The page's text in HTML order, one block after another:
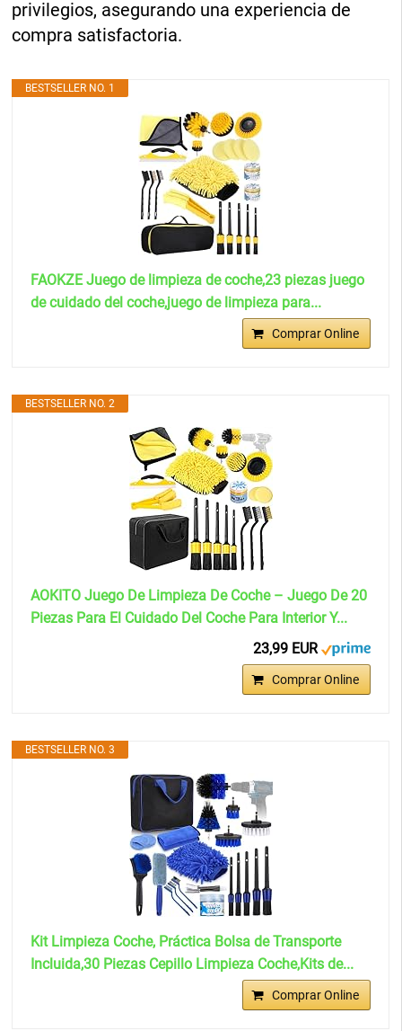
privilegios, asegurando una experiencia de
compra satisfactoria.
BESTSELLER NO. 1
FAOKZE Juego de limpieza de coche,23 piezas juego
de cuidado del coche,juego de limpieza para...
Comprar Online
BESTSELLER NO. 2
AOKITO Juego De Limpieza De Coche – Juego De 20
Piezas Para El Cuidado Del Coche Para Interior Y...
23,99 EUR
Comprar Online
BESTSELLER NO. 3
Kit Limpieza Coche, Práctica Bolsa de Transporte
Incluida,30 Piezas Cepillo Limpieza Coche,Kits de...
Comprar Online